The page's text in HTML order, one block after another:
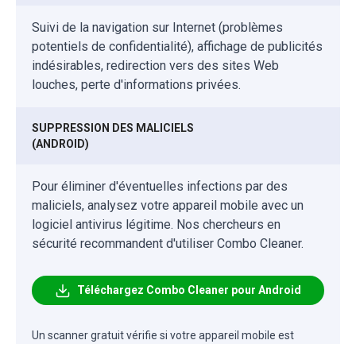
Suivi de la navigation sur Internet (problèmes
potentiels de confidentialité), affichage de publicités
indésirables, redirection vers des sites Web
louches, perte d'informations privées.
SUPPRESSION DES MALICIELS
(ANDROID)
Pour éliminer d'éventuelles infections par des
maliciels, analysez votre appareil mobile avec un
logiciel antivirus légitime. Nos chercheurs en
sécurité recommandent d'utiliser Combo Cleaner.
Téléchargez Combo Cleaner pour Android
Un scanner gratuit vérifie si votre appareil mobile est